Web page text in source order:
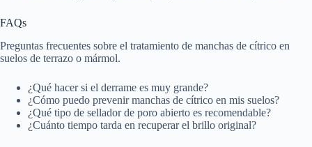
FAQs
Preguntas frecuentes sobre el tratamiento de manchas de cítrico en
suelos de terrazo o mármol.
¿Qué hacer si el derrame es muy grande?
¿Cómo puedo prevenir manchas de cítrico en mis suelos?
¿Qué tipo de sellador de poro abierto es recomendable?
¿Cuánto tiempo tarda en recuperar el brillo original?